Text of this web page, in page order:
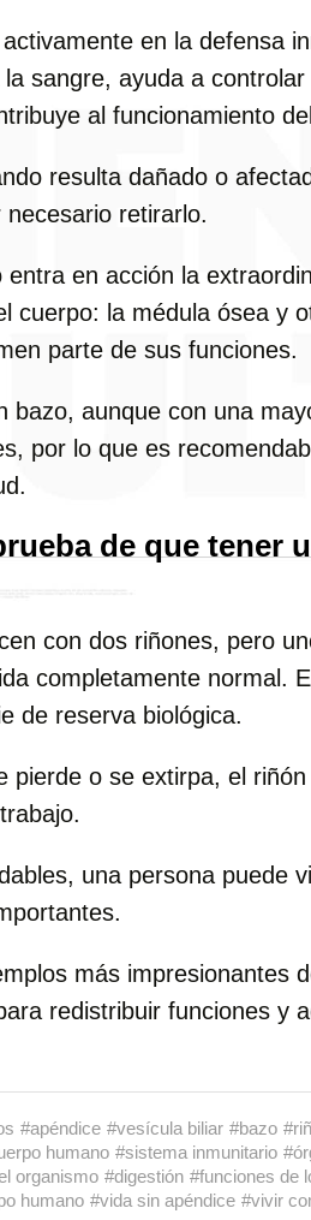
en la defensa
sangre, ayuda a
al funcionamiento
resulta dañado o
retirarlo.
entra en acción la
cuerpo: la médula ósea y
parte de sus funciones.
bazo, aunque con una
por lo que es
de que tener
con dos riñones, pero
completamente normal.
de reserva biológica.
pierde o se extirpa, el
una persona puede
más impresionantes
redistribuir funciones y
#apéndice #vesícula biliar #bazo
humano #sistema inmunitario
organismo #digestión #funciones de
humano #vida sin apéndice #vivir